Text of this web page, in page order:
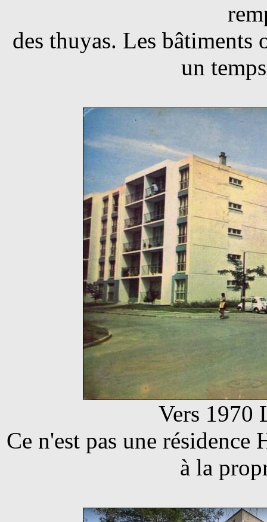
des thuyas. Les
un
Vers 1970
Ce n'est pas une
à la